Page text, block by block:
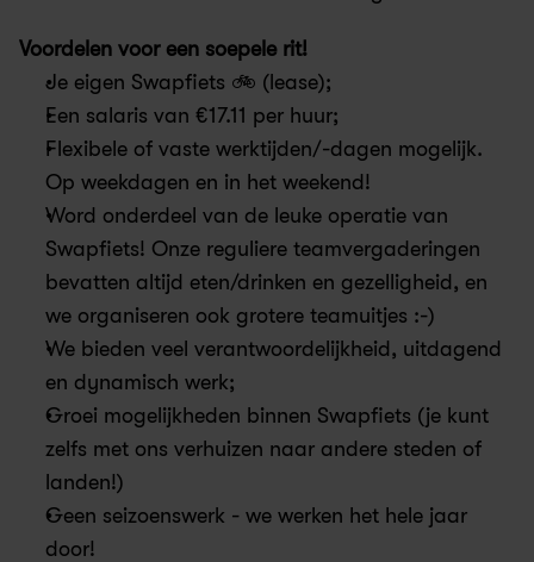
Voordelen voor een soepele rit!
Je eigen Swapfiets 🚲 (lease);
Een salaris van €17.11 per huur;
Flexibele of vaste werktijden/-dagen mogelijk.
Op weekdagen en in het weekend!
Word onderdeel van de leuke operatie van
Swapfiets! Onze reguliere teamvergaderingen
bevatten altijd eten/drinken en gezelligheid, en
we organiseren ook grotere teamuitjes :-)
We bieden veel verantwoordelijkheid, uitdagend
en dynamisch werk;
Groei mogelijkheden binnen Swapfiets (je kunt
zelfs met ons verhuizen naar andere steden of
landen!)
Geen seizoenswerk - we werken het hele jaar
door!